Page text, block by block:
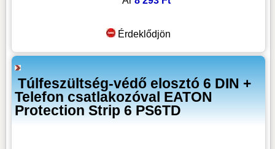
Érdeklődjön
Túlfeszültség-védő elosztó 6 DIN +
Telefon csatlakozóval EATON
Protection Strip 6 PS6TD